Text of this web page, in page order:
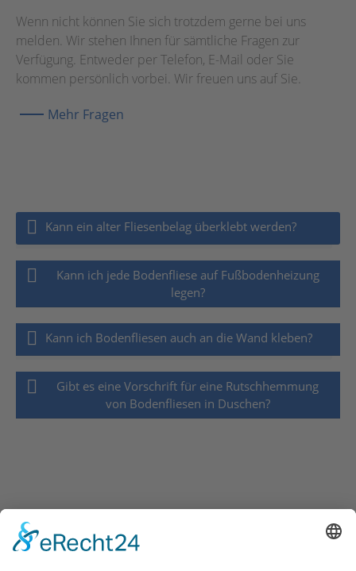
Wenn nicht können Sie sich trotzdem gerne bei uns
melden. Wir stehen Ihnen für sämtliche Fragen zur
Verfügung. Entweder per Telefon, E-Mail oder Sie
kommen persönlich vorbei. Wir freuen uns auf Sie.
Mehr Fragen
Kann ein alter Fliesenbelag überklebt werden?
Kann ich jede Bodenfliese auf Fußbodenheizung
legen?
Kann ich Bodenfliesen auch an die Wand kleben?
Gibt es eine Vorschrift für eine Rutschhemmung
von Bodenfliesen in Duschen?